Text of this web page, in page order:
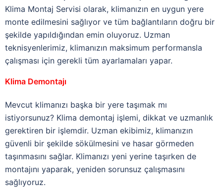
Klima Montaj Servisi olarak, klimanızın en uygun yere
monte edilmesini sağlıyor ve tüm bağlantıların doğru bir
şekilde yapıldığından emin oluyoruz. Uzman
teknisyenlerimiz, klimanızın maksimum performansla
çalışması için gerekli tüm ayarlamaları yapar.
Klima Demontajı
Mevcut klimanızı başka bir yere taşımak mı
istiyorsunuz? Klima demontaj işlemi, dikkat ve uzmanlık
gerektiren bir işlemdir. Uzman ekibimiz, klimanızın
güvenli bir şekilde sökülmesini ve hasar görmeden
taşınmasını sağlar. Klimanızı yeni yerine taşırken de
montajını yaparak, yeniden sorunsuz çalışmasını
sağlıyoruz.